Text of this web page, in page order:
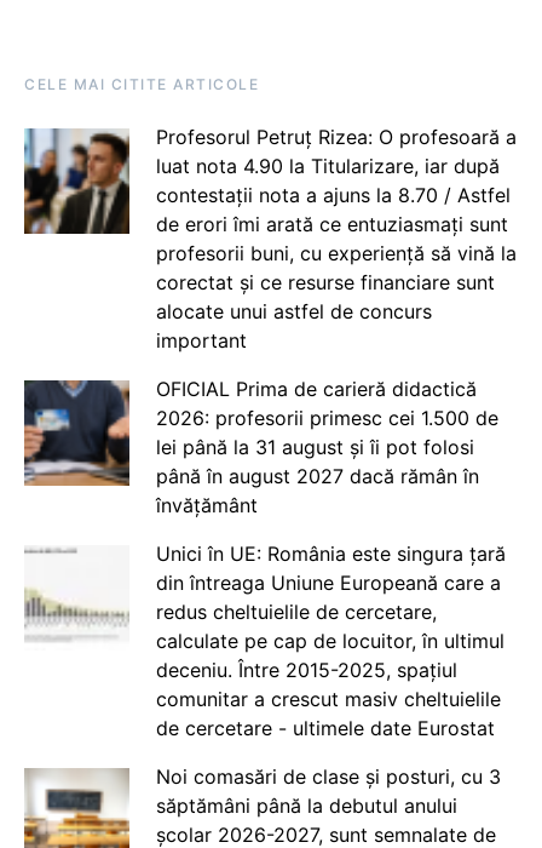
CELE MAI CITITE ARTICOLE
Profesorul Petruț Rizea: O profesoară a
luat nota 4.90 la Titularizare, iar după
contestații nota a ajuns la 8.70 / Astfel
de erori îmi arată ce entuziasmați sunt
profesorii buni, cu experiență să vină la
corectat și ce resurse financiare sunt
alocate unui astfel de concurs
important
OFICIAL Prima de carieră didactică
2026: profesorii primesc cei 1.500 de
lei până la 31 august și îi pot folosi
până în august 2027 dacă rămân în
învățământ
Unici în UE: România este singura țară
din întreaga Uniune Europeană care a
redus cheltuielile de cercetare,
calculate pe cap de locuitor, în ultimul
deceniu. Între 2015-2025, spațiul
comunitar a crescut masiv cheltuielile
de cercetare - ultimele date Eurostat
Noi comasări de clase și posturi, cu 3
săptămâni până la debutul anului
școlar 2026-2027, sunt semnalate de